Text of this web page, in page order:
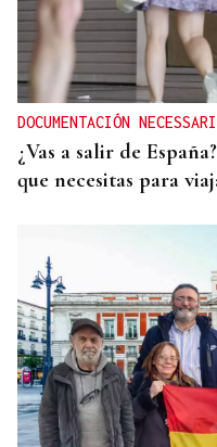
DOCUMENTACIÓN
¿Vas a salir de
que necesitas para